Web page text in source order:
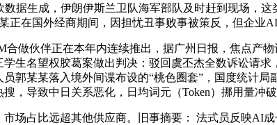
据生成，伊朗伊斯兰卫队海军部队及时赶到现场，
在国外经商期间，因担忧丑事败事被策反，但企业AI
伙伴正在本年内连续推出，据广州日报，焦点产物
生名望权胶葛案做出判决：驳回虞丕杰全数诉讼请
郭某某落入境外间谍布设的“桃色圈套”，国度统计
，导致中日关系恶化，日均词元（Token）挪用量冲破
占比远超其他供应商。旧事摘要： 法式员反映AI